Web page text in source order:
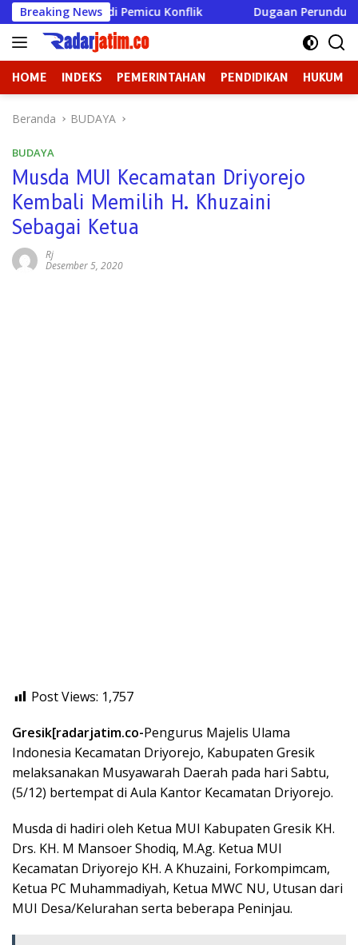
Langsung
ke
konten
Breaking News
Menjadi Pemicu Konflik Dugaan Perundungan di
HOME INDEKS PEMERINTAHAN PENDIDIKAN HUKUM
Beranda BUDAYA
BUDAYA
Musda MUI Kecamatan Driyorejo
Kembali Memilih H. Khuzaini
Sebagai Ketua
Rj
Desember 5, 2020
Post Views: 1,757
Gresik[radarjatim.co-Pengurus Majelis Ulama
Indonesia Kecamatan Driyorejo, Kabupaten Gresik
melaksanakan Musyawarah Daerah pada hari Sabtu,
(5/12) bertempat di Aula Kantor Kecamatan Driyorejo.
Musda di hadiri oleh Ketua MUI Kabupaten Gresik KH.
Drs. KH. M Mansoer Shodiq, M.Ag. Ketua MUI
Kecamatan Driyorejo KH. A Khuzaini, Forkompimcam,
Ketua PC Muhammadiyah, Ketua MWC NU, Utusan dari
MUI Desa/Kelurahan serta beberapa Peninjau.